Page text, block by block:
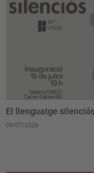
El llenguatge
09/07/2026